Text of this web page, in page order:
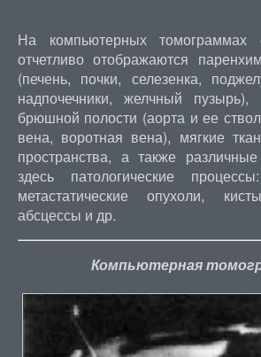
На компьютерных томограммах
отчетливо отображаются
(печень, почки, селезенка,
надпочечники, желчный пузырь),
брюшной полости (аорта и ее
вена, воротная вена), мягкие
пространства, а также
здесь патологические
метастатические опухоли,
абсцессы и др.
Компьютерная